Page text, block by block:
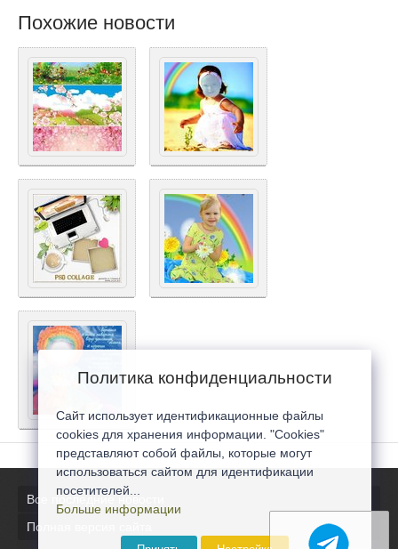
Похожие новости
Все последние новости
Полная версия сайта
Политика конфиденциальности
Сайт использует идентификационные файлы
cookies для хранения информации. "Cookies"
представляют собой файлы, которые могут
использоваться сайтом для идентификации
посетителей...
Больше информации